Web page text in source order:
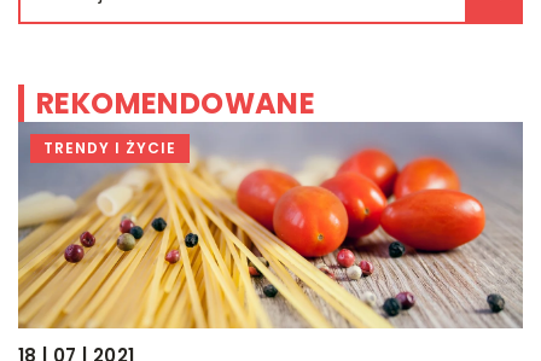
REKOMENDOWANE
TRENDY I ŻYCIE
18 | 07 | 2021